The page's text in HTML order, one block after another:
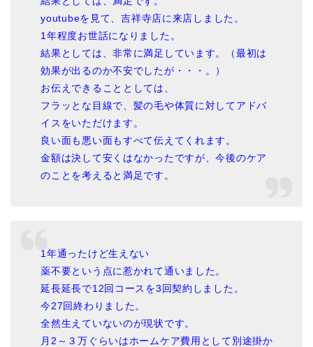
youtubeを見て、吉祥寺店に来店しました。
1年程度お世話になりました。
結果としては、非常に満足しています。（最初は
効果が出るのか不安でしたが・・・。）
お伝えできることとしては、
フラッとな目線で、髪の毛や体質に対してアドバ
イスをいただけます。
良い面も悪い面もすべて伝えてくれます。
金額は決して安くはなかったですが、今後のケア
のことを考えると満足です。
1年通ったけど生えない
薬不要という点に惹かれて通いました。
延長延長で12回コースを3回契約しました。
今27回終わりました。
全然生えていないのが現状です。
月2～３万ぐらいはホームケア費用として別途掛か